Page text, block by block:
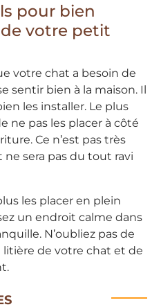
pour bien
votre petit
votre chat a besoin de
sentir bien à la maison. Il
les installer. Le plus
ne pas les placer à côté
Ce n’est pas très
sera pas du tout ravi
les placer en plein
un endroit calme dans
N’oubliez pas de
de votre chat et de